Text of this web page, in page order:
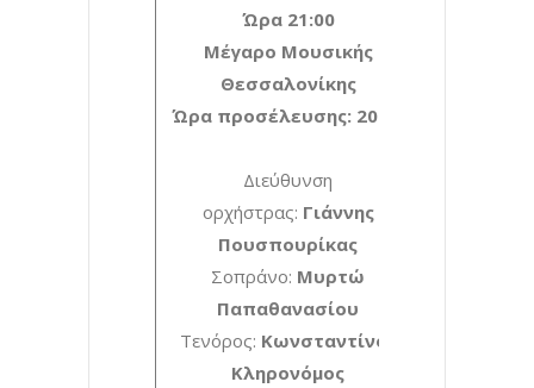
Ώρα 21:00
Μέγαρο Μουσικής
Θεσσαλονίκης
Ώρα προσέλευσης: 20:00
Διεύθυνση
ορχήστρας: Γιάννης
Πουσπουρίκας
Σοπράνο: Μυρτώ
Παπαθανασίου
Τενόρος: Κωνσταντίνος
Κληρονόμος